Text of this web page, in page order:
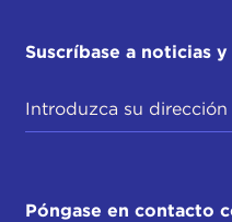
Suscríbase a noticias
Póngase en contacto